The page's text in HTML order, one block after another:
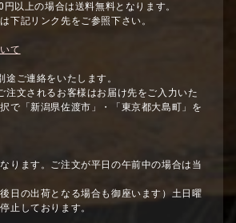
以上の場合は送料無料となります。
下記リンク先をご参照下さい。
て
ご連絡をいたします。
注文されるお客様はお届け先をご入力いた
で「新潟県佐渡市」・「東京都大島町」を
ります。ご注文が平日の午前中の場合は当
後日の出荷となる場合も御座います）土日曜
止しております。